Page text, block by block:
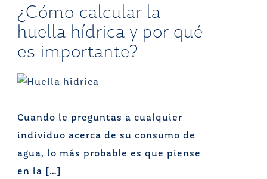
¿Cómo calcular la
huella hídrica y por qué
es importante?
Cuando le preguntas a cualquier
individuo acerca de su consumo de
agua, lo más probable es que piense
en la […]